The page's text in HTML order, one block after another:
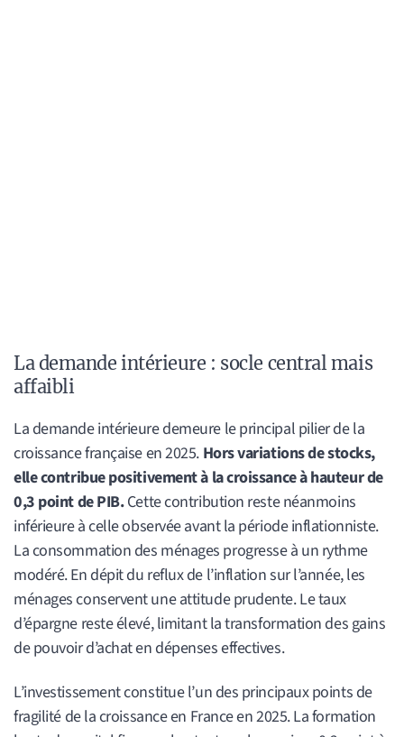
La demande intérieure : socle central mais
affaibli
La demande intérieure demeure le principal pilier de la
croissance française en 2025.Hors variations de stocks,
elle contribue positivement à la croissance à hauteur de
0,3 point de PIB.Cette contribution reste néanmoins
inférieure à celle observée avant la période inflationniste.
La consommation des ménages progresse à un rythme
modéré. En dépit du reflux de l’inflation sur l’année, les
ménages conservent une attitude prudente. Le taux
d’épargne reste élevé, limitant la transformation des gains
de pouvoir d’achat en dépenses effectives.
L’investissement constitue l’un des principaux points de
fragilité de la croissance en France en 2025. La formation